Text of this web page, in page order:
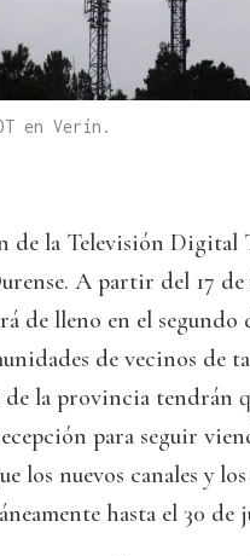
en Verín.
de la Televisión Digital
A partir del 17
de lleno en el segundo
de vecinos de
la provincia tendrán
para seguir
los nuevos canales y
hasta el 30 de